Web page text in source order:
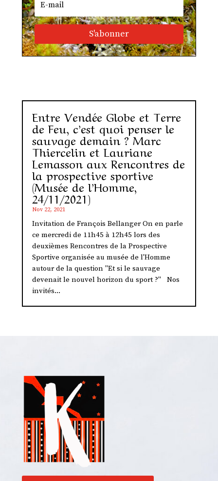
S'abonner
Entre Vendée Globe et Terre
de Feu, c’est quoi penser le
sauvage demain ? Marc
Thiercelin et Lauriane
Lemasson aux Rencontres de
la prospective sportive
(Musée de l’Homme,
24/11/2021)
Nov 22, 2021
Invitation de François Bellanger On en parle
ce mercredi de 11h45 à 12h45 lors des
deuxièmes Rencontres de la Prospective
Sportive organisée au musée de l'Homme
autour de la question "Et si le sauvage
devenait le nouvel horizon du sport ?" Nos
invités...